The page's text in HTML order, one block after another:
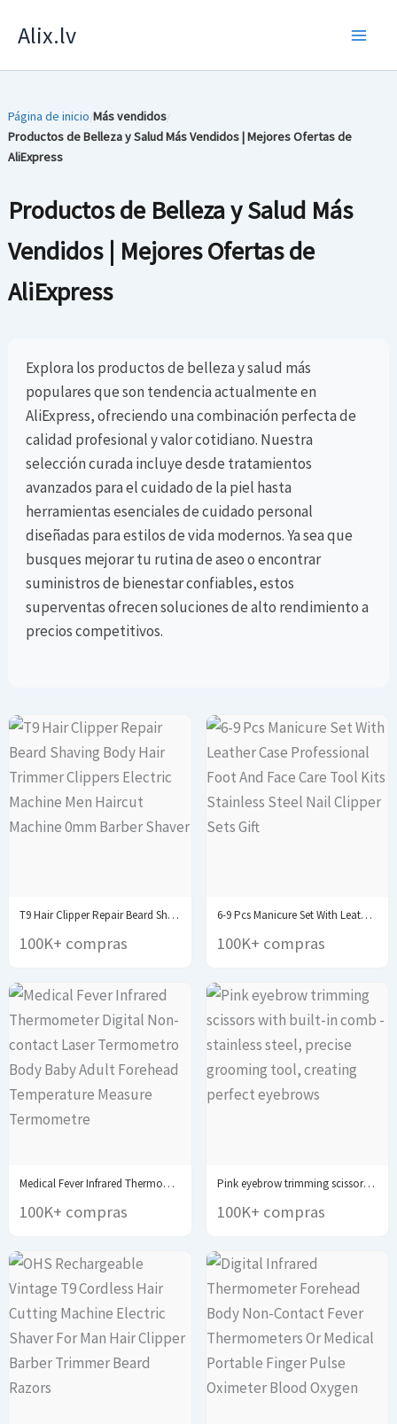
Alix.lv
Página de inicio/Más vendidos/
Productos de Belleza y Salud Más Vendidos | Mejores Ofertas de
AliExpress
Productos de Belleza y Salud Más
Vendidos | Mejores Ofertas de
AliExpress
Explora los productos de belleza y salud más
populares que son tendencia actualmente en
AliExpress, ofreciendo una combinación perfecta de
calidad profesional y valor cotidiano. Nuestra
selección curada incluye desde tratamientos
avanzados para el cuidado de la piel hasta
herramientas esenciales de cuidado personal
diseñadas para estilos de vida modernos. Ya sea que
busques mejorar tu rutina de aseo o encontrar
suministros de bienestar confiables, estos
superventas ofrecen soluciones de alto rendimiento a
precios competitivos.
T9 Hair Clipper Repair Beard Shaving Body Hair...
100K+ compras
6-9 Pcs Manicure Set With Leather Case Professional...
100K+ compras
Medical Fever Infrared Thermometer Digital Non-contact Laser Termometro...
100K+ compras
Pink eyebrow trimming scissors with built-in comb -...
100K+ compras